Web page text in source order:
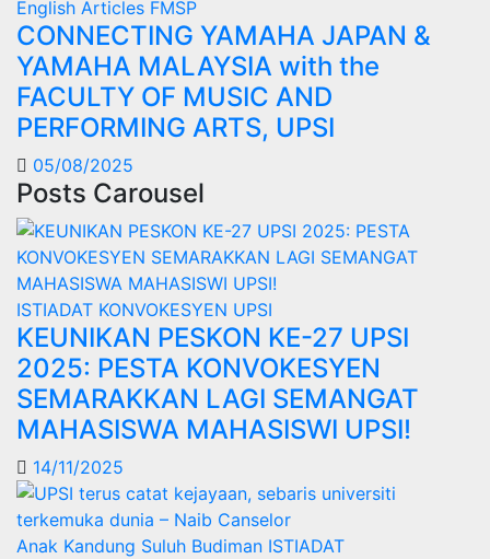
English Articles FMSP
CONNECTING YAMAHA JAPAN &
YAMAHA MALAYSIA with the
FACULTY OF MUSIC AND
PERFORMING ARTS, UPSI
05/08/2025
Posts Carousel
ISTIADAT KONVOKESYEN UPSI
KEUNIKAN PESKON KE-27 UPSI
2025: PESTA KONVOKESYEN
SEMARAKKAN LAGI SEMANGAT
MAHASISWA MAHASISWI UPSI!
14/11/2025
Anak Kandung Suluh Budiman ISTIADAT